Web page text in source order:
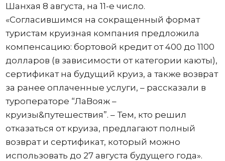
Шанхая 8 августа, на 11-е число.
«Согласившимся на сокращенный формат
туристам круизная компания предложила
компенсацию: бортовой кредит от 400 до 1100
долларов (в зависимости от категории каюты),
сертификат на будущий круиз, а также возврат
за ранее оплаченные услуги, – рассказали в
туроператоре “ЛаВояж –
круизы&путешествия”. – Тем, кто решил
отказаться от круиза, предлагают полный
возврат и сертификат, который можно
использовать до 27 августа будущего года».